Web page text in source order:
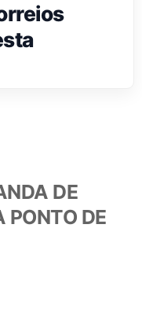
DE
PONTO DE